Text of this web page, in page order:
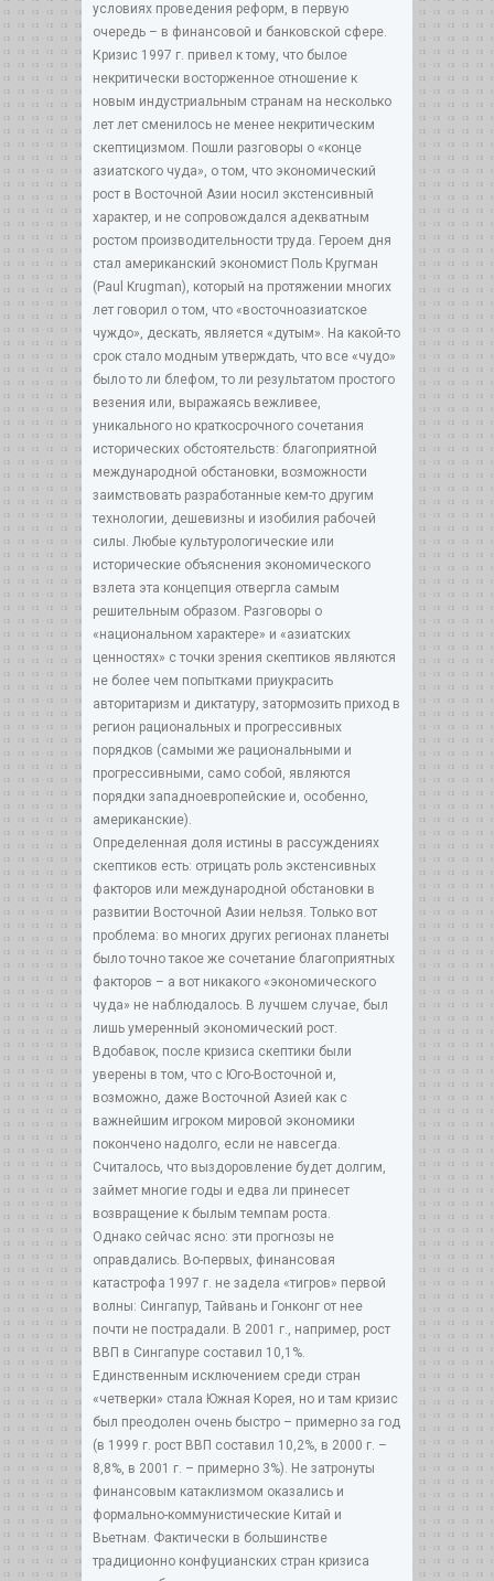
условиях проведения реформ, в первую
очередь – в финансовой и банковской сфере.
Кризис 1997 г. привел к тому, что былое
некритически восторженное отношение к
новым индустриальным странам на несколько
лет лет сменилось не менее некритическим
скептицизмом. Пошли разговоры о «конце
азиатского чуда», о том, что экономический
рост в Восточной Азии носил экстенсивный
характер, и не сопровождался адекватным
ростом производительности труда. Героем дня
стал американский экономист Поль Кругман
(Paul Krugman), который на протяжении многих
лет говорил о том, что «восточноазиатское
чуждо», дескать, является «дутым». На какой-то
срок стало модным утверждать, что все «чудо»
было то ли блефом, то ли результатом простого
везения или, выражаясь вежливее,
уникального но краткосрочного сочетания
исторических обстоятельств: благоприятной
международной обстановки, возможности
заимствовать разработанные кем-то другим
технологии, дешевизны и изобилия рабочей
силы. Любые культурологические или
исторические объяснения экономического
взлета эта концепция отвергла самым
решительным образом. Разговоры о
«национальном характере» и «азиатских
ценностях» с точки зрения скептиков являются
не более чем попытками приукрасить
авторитаризм и диктатуру, затормозить приход в
регион рациональных и прогрессивных
порядков (самыми же рациональными и
прогрессивными, само собой, являются
порядки западноевропейские и, особенно,
американские).
Определенная доля истины в рассуждениях
скептиков есть: отрицать роль экстенсивных
факторов или международной обстановки в
развитии Восточной Азии нельзя. Только вот
проблема: во многих других регионах планеты
было точно такое же сочетание благоприятных
факторов – а вот никакого «экономического
чуда» не наблюдалось. В лучшем случае, был
лишь умеренный экономический рост.
Вдобавок, после кризиса скептики были
уверены в том, что с Юго-Восточной и,
возможно, даже Восточной Азией как с
важнейшим игроком мировой экономики
покончено надолго, если не навсегда.
Считалось, что выздоровление будет долгим,
займет многие годы и едва ли принесет
возвращение к былым темпам роста.
Однако сейчас ясно: эти прогнозы не
оправдались. Во-первых, финансовая
катастрофа 1997 г. не задела «тигров» первой
волны: Сингапур, Тайвань и Гонконг от нее
почти не пострадали. В 2001 г., например, рост
ВВП в Сингапуре составил 10,1%.
Единственным исключением среди стран
«четверки» стала Южная Корея, но и там кризис
был преодолен очень быстро – примерно за год
(в 1999 г. рост ВВП составил 10,2%, в 2000 г. –
8,8%, в 2001 г. – примерно 3%). Не затронуты
финансовым катаклизмом оказались и
формально-коммунистические Китай и
Вьетнам. Фактически в большинстве
традиционно конфуцианских стран кризиса